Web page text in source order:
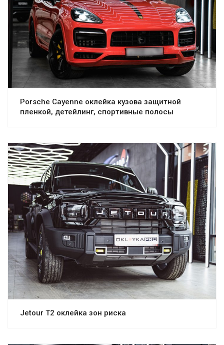
Porsche Cayenne оклейка кузова защитной
пленкой, детейлинг, спортивные полосы
Jetour T2 оклейка зон риска